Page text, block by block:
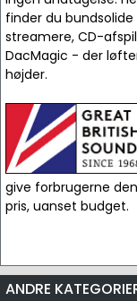
finder du
streamere, CD-
DacMagic - der
højder.
give forbrugerne
pris, uanset budget.
ANDRE